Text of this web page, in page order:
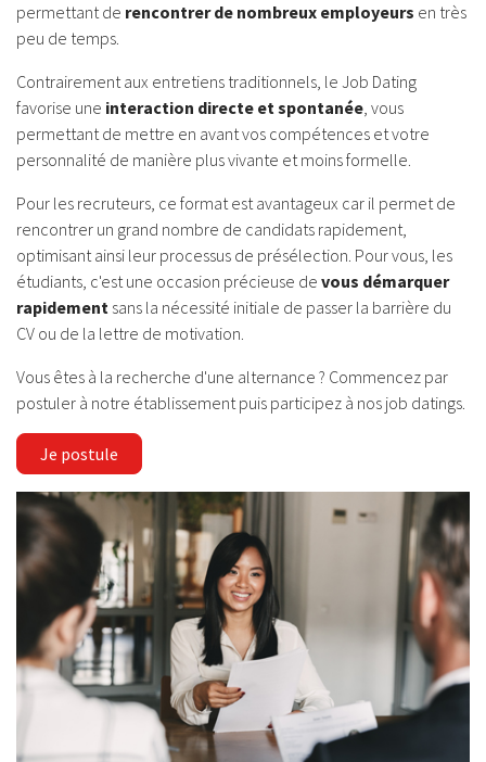
permettant de rencontrer de nombreux employeurs en très
peu de temps.
Contrairement aux entretiens traditionnels, le Job Dating
favorise une interaction directe et spontanée, vous
permettant de mettre en avant vos compétences et votre
personnalité de manière plus vivante et moins formelle.
Pour les recruteurs, ce format est avantageux car il permet de
rencontrer un grand nombre de candidats rapidement,
optimisant ainsi leur processus de présélection. Pour vous, les
étudiants, c'est une occasion précieuse de vous démarquer
rapidement sans la nécessité initiale de passer la barrière du
CV ou de la lettre de motivation.
Vous êtes à la recherche d'une alternance ? Commencez par
postuler à notre établissement puis participez à nos job datings.
Je postule